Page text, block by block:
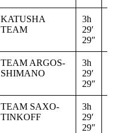
KATUSHA
TEAM
3h
29′
29″
TEAM ARGOS-
SHIMANO
3h
29′
29″
TEAM SAXO-
TINKOFF
3h
29′
29″